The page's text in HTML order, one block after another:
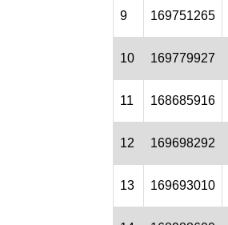
9 169751265
10 169779927
11 168685916
12 169698292
13 169693010